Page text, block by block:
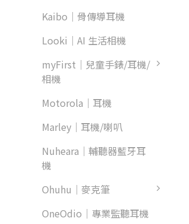
Kaibo｜骨傳導耳機
Looki｜AI 生活相機
myFirst｜兒童手錶/耳機/
相機
Motorola｜耳機
Marley｜耳機/喇叭
Nuheara｜輔聽器藍牙耳
機
Ohuhu｜麥克筆
OneOdio｜專業監聽耳機